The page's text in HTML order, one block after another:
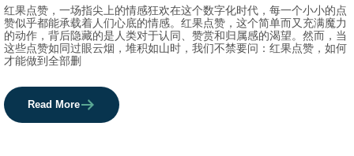
红果点赞，一场指尖上的情感狂欢在这个数字化时代，每一个小小的点
赞似乎都能承载着人们心底的情感。红果点赞，这个简单而又充满魔力
的动作，背后隐藏的是人类对于认同、赞赏和归属感的渴望。然而，当
这些点赞如同过眼云烟，堆积如山时，我们不禁要问：红果点赞，如何
才能做到全部删
Read More